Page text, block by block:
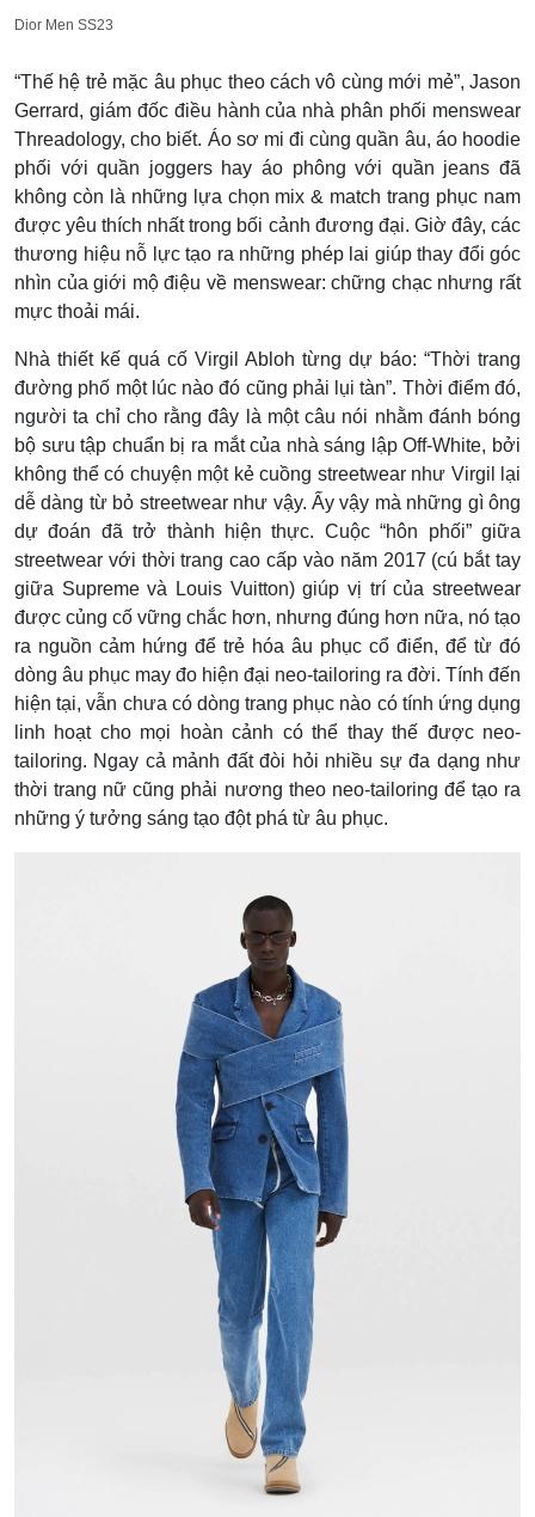
Dior Men SS23
“Thế hệ trẻ mặc âu phục theo cách vô cùng mới mẻ”, Jason
Gerrard, giám đốc điều hành của nhà phân phối menswear
Threadology, cho biết. Áo sơ mi đi cùng quần âu, áo hoodie
phối với quần joggers hay áo phông với quần jeans đã
không còn là những lựa chọn mix & match trang phục nam
được yêu thích nhất trong bối cảnh đương đại. Giờ đây, các
thương hiệu nỗ lực tạo ra những phép lai giúp thay đổi góc
nhìn của giới mộ điệu về menswear: chững chạc nhưng rất
mực thoải mái.
Nhà thiết kế quá cố Virgil Abloh từng dự báo: “Thời trang
đường phố một lúc nào đó cũng phải lụi tàn”. Thời điểm đó,
người ta chỉ cho rằng đây là một câu nói nhằm đánh bóng
bộ sưu tập chuẩn bị ra mắt của nhà sáng lập Off-White, bởi
không thể có chuyện một kẻ cuồng streetwear như Virgil lại
dễ dàng từ bỏ streetwear như vậy. Ấy vậy mà những gì ông
dự đoán đã trở thành hiện thực. Cuộc “hôn phối” giữa
streetwear với thời trang cao cấp vào năm 2017 (cú bắt tay
giữa Supreme và Louis Vuitton) giúp vị trí của streetwear
được củng cố vững chắc hơn, nhưng đúng hơn nữa, nó tạo
ra nguồn cảm hứng để trẻ hóa âu phục cổ điển, để từ đó
dòng âu phục may đo hiện đại neo-tailoring ra đời. Tính đến
hiện tại, vẫn chưa có dòng trang phục nào có tính ứng dụng
linh hoạt cho mọi hoàn cảnh có thể thay thế được neo-
tailoring. Ngay cả mảnh đất đòi hỏi nhiều sự đa dạng như
thời trang nữ cũng phải nương theo neo-tailoring để tạo ra
những ý tưởng sáng tạo đột phá từ âu phục.